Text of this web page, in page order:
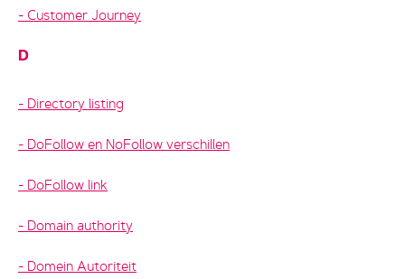
Customer Journey
D
Directory listing
DoFollow en NoFollow verschillen
DoFollow link
Domain authority
Domein Autoriteit